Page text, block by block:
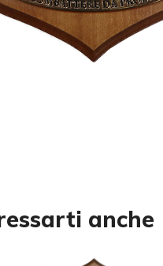
anche